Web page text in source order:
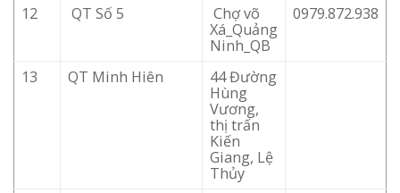
12 QT Số 5
Chợ võ
Xá_Quảng
Ninh_QB
0979.872.938
13 QT Minh Hiên
44 Đường
Hùng
Vương,
thị trấn
Kiến
Giang, Lệ
Thủy